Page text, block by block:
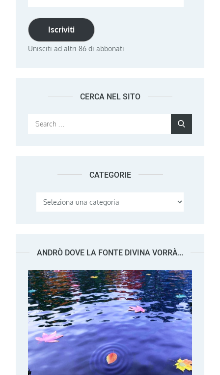
Iscriviti
Unisciti ad altri 86 di abbonati
CERCA NEL SITO
Search
CATEGORIE
Categorie
ANDRÒ DOVE LA FONTE DIVINA VORRÀ…